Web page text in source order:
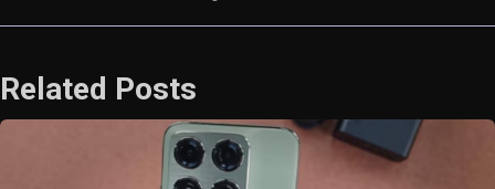
Related Posts